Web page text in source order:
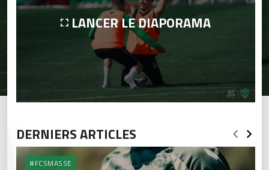
LANCER LE DIAPORAMA
DERNIERS ARTICLES
#FCSMASSE